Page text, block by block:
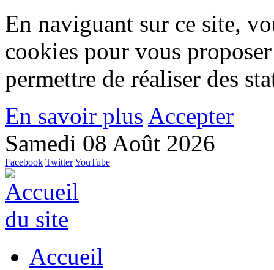
En naviguant sur ce site,
cookies pour vous
permettre de réaliser des
En savoir plus Accepter
Samedi 08 Août 2026
Facebook TwitterYouTube
Accueil